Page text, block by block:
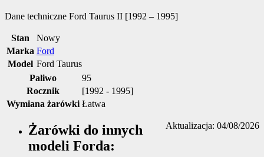
Dane techniczne Ford Taurus II [1992 – 1995]
Stan
Nowy
Marka Ford
Model Ford Taurus
Paliwo
95
Rocznik
[1992 - 1995]
Wymiana żarówki Łatwa
Aktualizacja: 04/08/2026
Żarówki do innych
modeli Forda: